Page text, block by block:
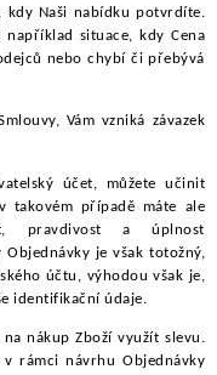
kdy Naši nabídku potvrdíte.
například situace, kdy Cena
nebo chybí či přebývá
Vám vzniká závazek
účet, můžete učinit
takovém případě máte ale
pravdivost a úplnost
je však totožný,
účtu, výhodou však je,
identifikační údaje.
nákup Zboží využít slevu.
rámci návrhu Objednávky